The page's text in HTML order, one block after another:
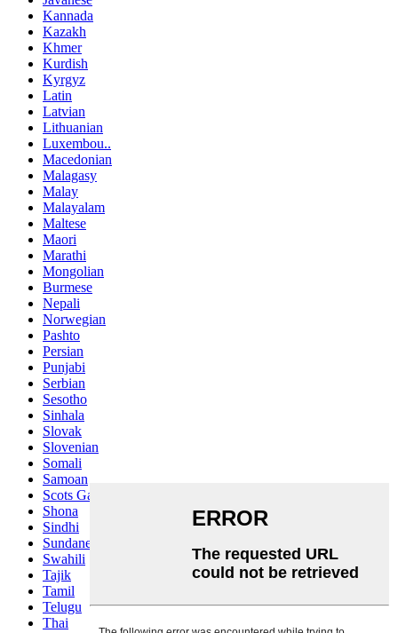
Kannada
Kazakh
Khmer
Kurdish
Kyrgyz
Latin
Latvian
Lithuanian
Luxembou..
Macedonian
Malagasy
Malay
Malayalam
Maltese
Maori
Marathi
Mongolian
Burmese
Nepali
Norwegian
Pashto
Persian
Punjabi
Serbian
Sesotho
Sinhala
Slovak
Slovenian
Somali
Samoan
Scots Gaelic
Shona
Sindhi
Sundanese
Swahili
Tajik
Tamil
Telugu
Thai